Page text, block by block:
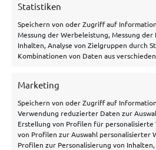
Statistiken
Speichern von oder Zugriff auf
Messung der Werbeleistung, Messung der
Inhalten, Analyse von Zielgruppen durch
Kombinationen von Daten aus
Marketing
Speichern von oder Zugriff auf
Verwendung reduzierter Daten zur
Erstellung von Profilen für personalisierte
von Profilen zur Auswahl personalisierter
Profilen zur Personalisierung von
NEObet Bonus
Allgemeines
Über uns
Hilfe/Kontakt
Datenschutzerklärung
Impressum